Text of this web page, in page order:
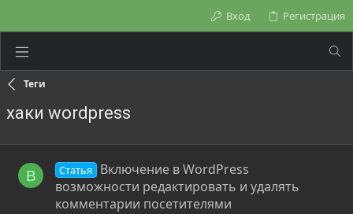
Вход Регистрация
Теги
хаки wordpress
B Статья
Включение в WordPress
возможности редактировать и удалять
комментарии посетителями